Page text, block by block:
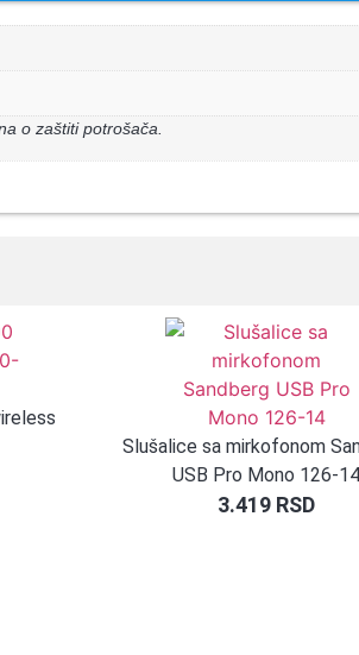
o zaštiti potrošača.
Slušalice sa mirkofonom
USB Pro Mono 126-
3.419 RSD